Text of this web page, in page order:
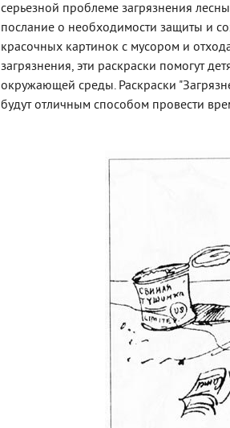
серьезной проблеме загрязнения
послание о необходимости защиты и
красочных картинок с мусором и
загрязнения, эти раскраски помогут
окружающей среды. Раскраски
будут отличным способом провести